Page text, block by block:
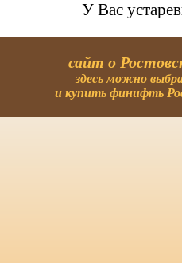
У Вас
сайт о
здесь можно
и купить финифть